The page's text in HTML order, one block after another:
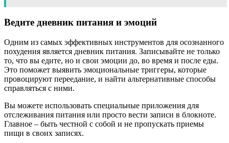
Ведите дневник питания и эмоций
Одним из самых эффективных инструментов для осознанного
похудения является дневник питания. Записывайте не только
то, что вы едите, но и свои эмоции до, во время и после еды.
Это поможет выявить эмоциональные триггеры, которые
провоцируют переедание, и найти альтернативные способы
справляться с ними.
Вы можете использовать специальные приложения для
отслеживания питания или просто вести записи в блокноте.
Главное – быть честной с собой и не пропускать приемы
пищи в своих записях.